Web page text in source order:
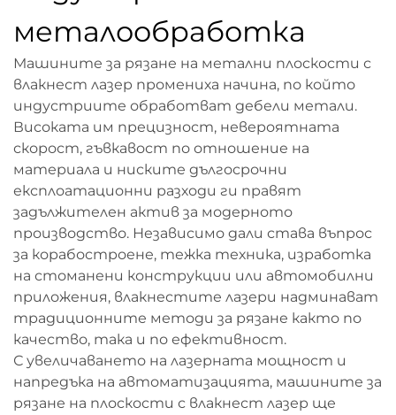
металообработка
Машините за рязане на метални плоскости с
влакнест лазер промениха начина, по който
индустриите обработват дебели метали.
Високата им прецизност, невероятната
скорост, гъвкавост по отношение на
материала и ниските дългосрочни
експлоатационни разходи ги правят
задължителен актив за модерното
производство. Независимо дали става въпрос
за корабостроене, тежка техника, изработка
на стоманени конструкции или автомобилни
приложения, влакнестите лазери надминават
традиционните методи за рязане както по
качество, така и по ефективност.
С увеличаването на лазерната мощност и
напредъка на автоматизацията, машините за
рязане на плоскости с влакнест лазер ще